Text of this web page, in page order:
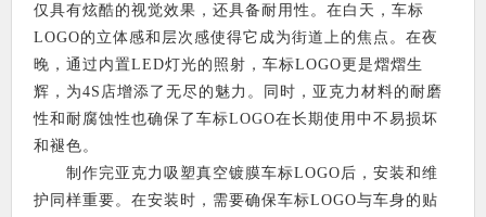
仅具有炫酷的视觉效果，还具备耐用性。在白天，车标
LOGO的立体感和层次感使得它成为街道上的焦点。在夜
晚，通过内置LED灯光的照射，车标LOGO更是熠熠生
辉，为4S店增添了无尽的魅力。同时，亚克力材料的耐磨
性和耐腐蚀性也确保了车标LOGO在长期使用中不易损坏
和褪色。
制作完亚克力吸塑真空镀膜车标LOGO后，安装和维
护同样重要。在安装时，需要确保车标LOGO与车身的贴